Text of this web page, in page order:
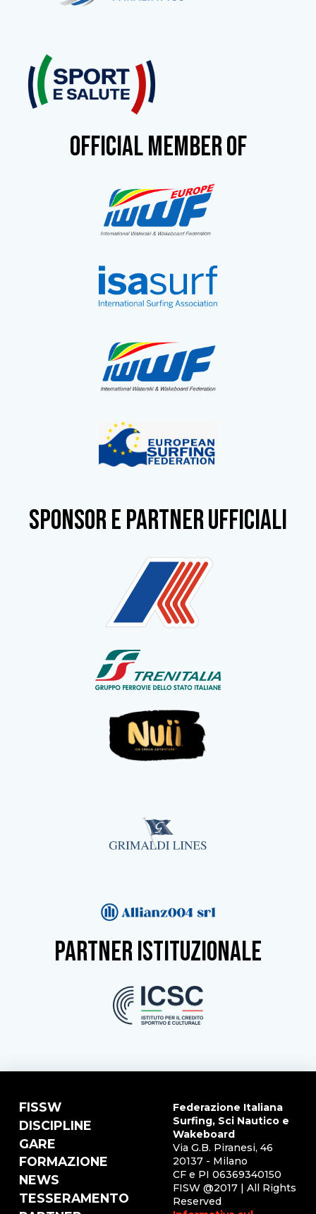
OFFICIAL MEMBER OF
SPONSOR e partner ufficiali
partner istituzionale
FISSW
DISCIPLINE
GARE
FORMAZIONE
NEWS
TESSERAMENTO
Federazione Italiana
Surfing, Sci Nautico e
Wakeboard
Via G.B. Piranesi, 46
20137 - Milano
CF e PI 06369340150
FISW @2017 | All Rights
Reserved